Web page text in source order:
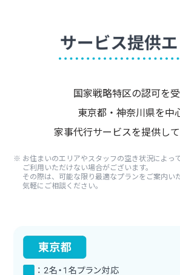
国家戦略特区の認可を受
東京都・神奈川県を中
家事代行サービスを提供して
お住まいのエリアやスタッフの空き状況によっ
ご利用いただけない場合がございます。
その際は、可能な限り最適なプランをご案内い
気軽にご相談ください。